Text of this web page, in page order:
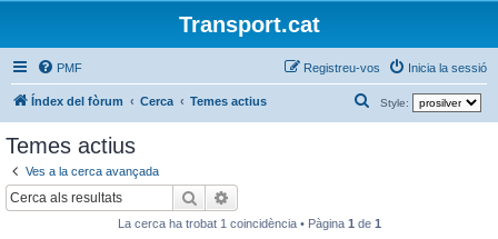
Transport.cat
PMF Inicia la sessió
Registreu-vos
Índex del fòrum Cerca Temes actius Style:
e
Temes actius
Ves a la cerca avançada
Cerca
La cerca ha trobat 1 coincidència • Pàgina 1 de 1